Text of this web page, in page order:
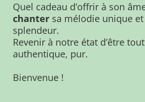
Quel cadeau d’offrir à son
chanter sa mélodie unique
splendeur.
Revenir à notre état d’être
authentique, pur.
Bienvenue !